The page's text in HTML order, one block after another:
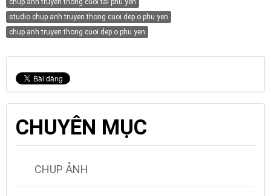
chup anh truyen thong cuoi tai phu yen
studio chup anh truyen thong cuoi dep o phu yen
chup anh truyen thong cuoi dep o phu yen
CHUYÊN MỤC
CHỤP ẢNH